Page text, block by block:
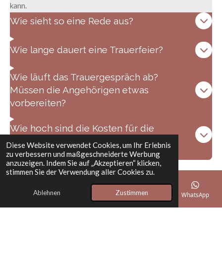
Diese Website verwendet Cookies, um Ihr Erlebnis
zu verbessern und maßgeschneiderte Werbung
anzuzeigen. Indem Sie auf „Akzeptieren“ klicken,
stimmen Sie der Verwendung aller Cookies zu.
Ablehnen Zustimmen
kann.
Wie sieht so eine Rede aus?
Wie lange dauert eine Trauerfeier?
Wie läuft das Trauergespräch ab?
Müssen die Angehörigen etwas
vorbereiten?
Wie hoch sind die Kosten für die
Gestaltung einer Trauerfeier?
© 2025 - 2026 trauerfeiern-passau.de
E-Mail Telefon Instagram WhatsApp